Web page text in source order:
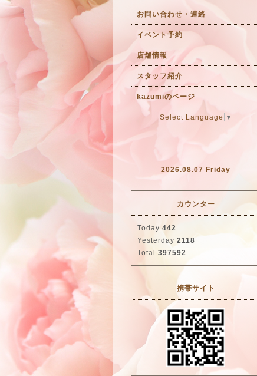
お問い合わせ・連絡
イベント予約
店舗情報
スタッフ紹介
kazumiのページ
Select Language ▼
2026.08.07 Friday
カウンター
Today 442
Yesterday 2118
Total 397592
携帯サイト